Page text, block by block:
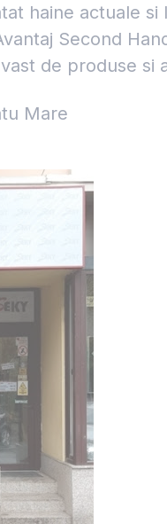
haine actuale si
Second
de produse si
Mare